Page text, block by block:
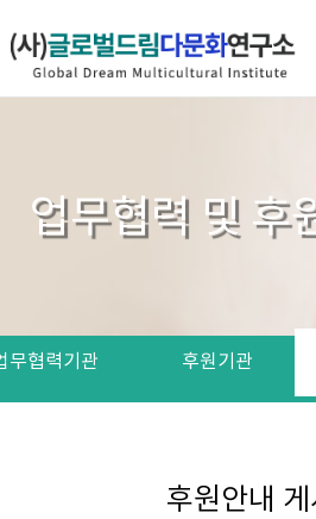
업무협력 및 후
무협력기관 후원기관
후원안내